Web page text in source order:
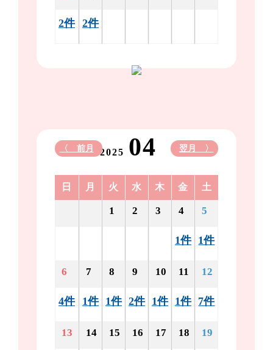
2件 2件
2025 04
〈 前月 翌月 〉
日 月 火 水 木 金 土
1 2 3 4
1件
5
1件
6
4件
7
1件
8
1件
9
2件
10
1件
11
1件
12
7件
13 14 15 16 17 18 19